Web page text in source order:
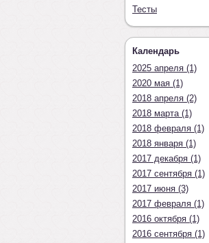
Тесты
Календарь
2025 апреля (1)
2020 мая (1)
2018 апреля (2)
2018 марта (1)
2018 февраля (1)
2018 января (1)
2017 декабря (1)
2017 сентября (1)
2017 июня (3)
2017 февраля (1)
2016 октября (1)
2016 сентября (1)